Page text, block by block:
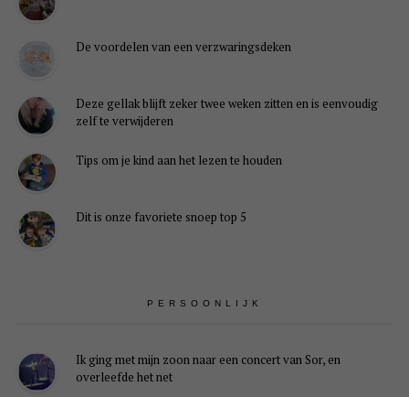
De voordelen van een verzwaringsdeken
Deze gellak blijft zeker twee weken zitten en is eenvoudig
zelf te verwijderen
Tips om je kind aan het lezen te houden
Dit is onze favoriete snoep top 5
PERSOONLIJK
Ik ging met mijn zoon naar een concert van Sor, en
overleefde het net